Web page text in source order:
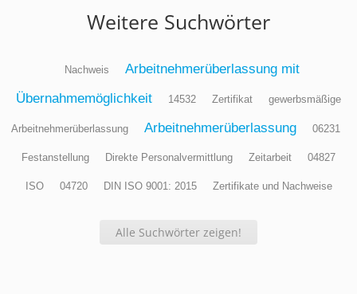
Weitere Suchwörter
Nachweis
Arbeitnehmerüberlassung mit
Übernahmemöglichkeit
14532 Zertifikat gewerbsmäßige
Arbeitnehmerüberlassung Arbeitnehmerüberlassung 06231
Festanstellung Direkte Personalvermittlung Zeitarbeit 04827
ISO 04720 DIN ISO 9001: 2015 Zertifikate und Nachweise
Alle Suchwörter zeigen!